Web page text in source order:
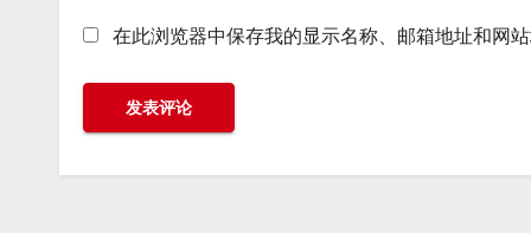
在此浏览器中保存我的显示名称、邮箱地址和网